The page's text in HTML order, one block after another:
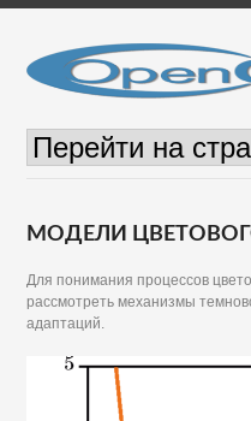
МОДЕЛИ
Для понимания процессов
рассмотреть механизмы
адаптаций.